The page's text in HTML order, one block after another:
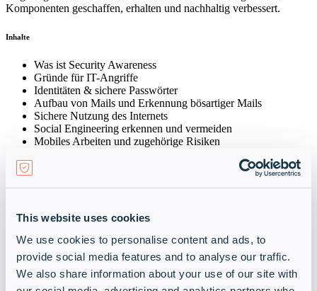
This website uses cookies
We use cookies to personalise content and ads, to
provide social media features and to analyse our traffic.
We also share information about your use of our site with
Komponenten geschaffen, erhalten und nachhaltig verbessert.
Inhalte
Was ist Security Awareness
Gründe für IT-Angriffe
Identitäten & sichere Passwörter
Aufbau von Mails und Erkennung bösartiger Mails
Sichere Nutzung des Internets
Social Engineering erkennen und vermeiden
Mobiles Arbeiten und zugehörige Risiken
Jeder
Nach Abschluss dieses Kurses kennen Sie als Teilnehmer die